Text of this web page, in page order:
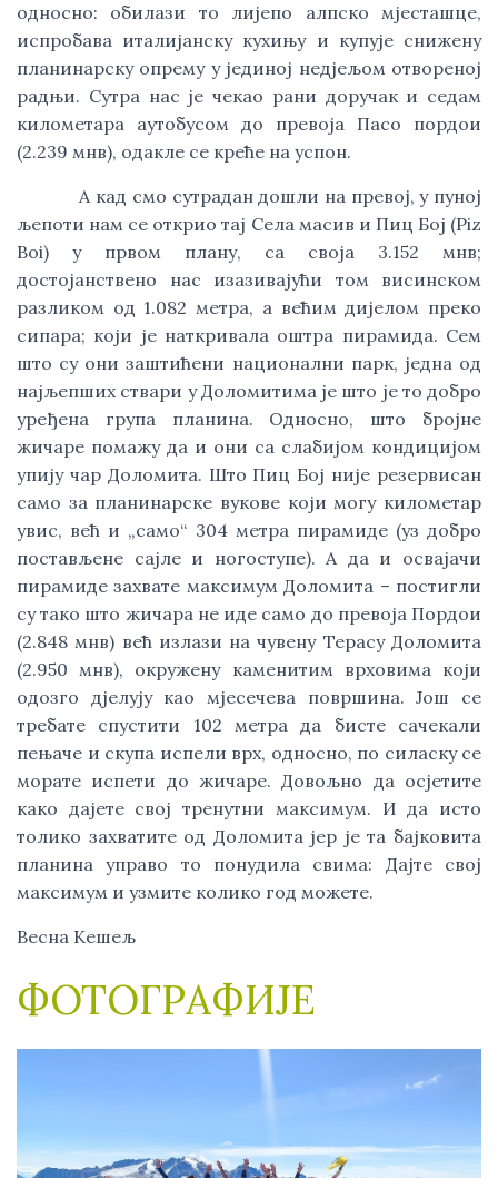
односно: обилази то лијепо алпско мјесташце,
испробава италијанску кухињу и купује снижену
планинарску опрему у јединој недјељом отвореној
радњи. Сутра нас је чекао рани доручак и седам
километара аутобусом до превоја Пасо пордои
(2.239 мнв), одакле се креће на успон.
А кад смо сутрадан дошли на превој, у пуној
љепоти нам се открио тај Села масив и Пиц Боj (Piz
Boi) у првом плану, са своја 3.152 мнв;
достојанствено нас изазивајући том висинском
разликом од 1.082 метра, а већим дијелом преко
сипара; који је наткривала оштра пирамида. Сем
што су они заштићени национални парк, једна од
најљепших ствари у Доломитима је што је то добро
уређена група планина. Односно, што бројне
жичаре помажу да и они са слабијом кондицијом
упију чар Доломита. Што Пиц Бој није резервисан
само за планинарске вукове који могу километар
увис, већ и „само“ 304 метра пирамиде (уз добро
постављене сајле и ногоступе). А да и освајачи
пирамиде захвате максимум Доломита – постигли
су тако што жичара не иде само до превоја Пордои
(2.848 мнв) већ излази на чувену Терасу Доломита
(2.950 мнв), окружену каменитим врховима који
одозго дјелују као мјесечева површина. Још се
требате спустити 102 метра да бисте сачекали
пењаче и скупа испели врх, односно, по силаску се
морате испети до жичаре. Довољно да осјетите
како дајете свој тренутни максимум. И да исто
толико захватите од Доломита јер је та бајковита
планина управо то понудила свима: Дајте свој
максимум и узмите колико год можете.
Весна Кешељ
ФОТОГРАФИЈЕ